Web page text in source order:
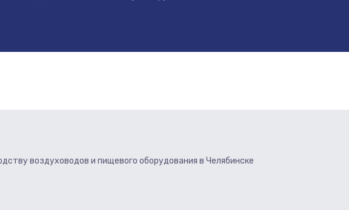
воздуховодов и пищевого оборудования в Челябинске